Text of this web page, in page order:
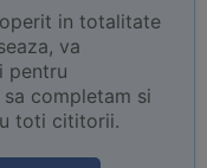
in totalitate
va
pentru
completam si
toti cititorii.